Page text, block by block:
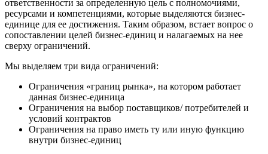
ответственности за определенную цель с полномочиями,
ресурсами и компетенциями, которые выделяются бизнес-
единице для ее достижения. Таким образом, встает вопрос о
сопоставлении целей бизнес-единиц и налагаемых на нее
сверху ограничений.
Мы выделяем три вида ограничений:
Ограничения «границ рынка», на котором работает
данная бизнес-единица
Ограничения на выбор поставщиков/ потребителей и
условий контрактов
Ограничения на право иметь ту или иную функцию
внутри бизнес-единиц